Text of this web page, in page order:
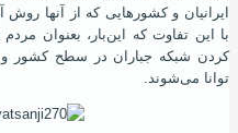
ایرانیان و کشورهایی که از آنها روش
با این تفاوت که این‌بار، بعنوان
کردن شبکه جباران در سطح کشور
توانا می‌شوند.